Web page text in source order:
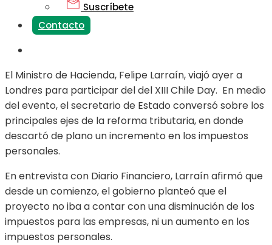
Suscríbete
Contacto
El Ministro de Hacienda, Felipe Larraín, viajó ayer a
Londres para participar del del XIII Chile Day. En medio
del evento, el secretario de Estado conversó sobre los
principales ejes de la reforma tributaria, en donde
descartó de plano un incremento en los impuestos
personales.
En entrevista con Diario Financiero, Larraín afirmó que
desde un comienzo, el gobierno planteó que el
proyecto no iba a contar con una disminución de los
impuestos para las empresas, ni un aumento en los
impuestos personales.